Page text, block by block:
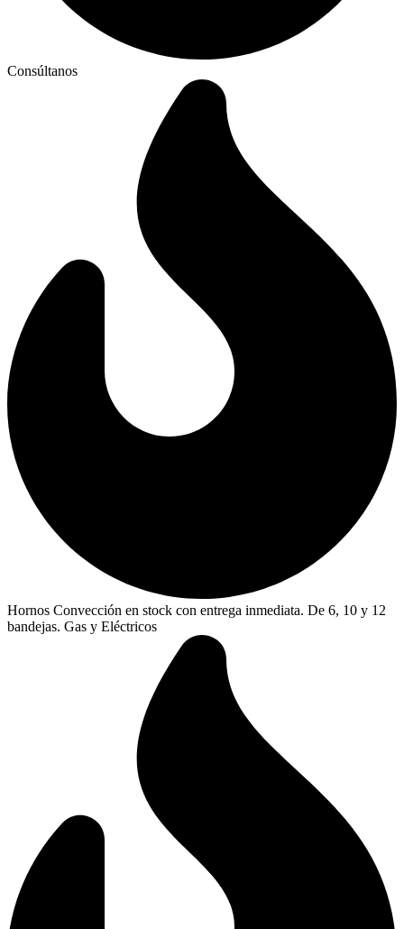
Consúltanos
Hornos Convección en stock con entrega inmediata. De 6, 10 y 12
bandejas. Gas y Eléctricos